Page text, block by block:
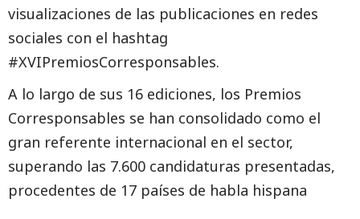
visualizaciones de las publicaciones en redes
sociales con el hashtag
#XVIPremiosCorresponsables.
A lo largo de sus 16 ediciones, los Premios
Corresponsables se han consolidado como el
gran referente internacional en el sector,
superando las 7.600 candidaturas presentadas,
procedentes de 17 países de habla hispana